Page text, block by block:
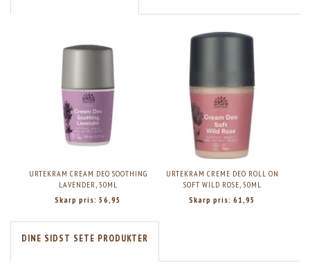
URTEKRAM CREAM DEO SOOTHING
LAVENDER, 50ML
Skarp pris: 56,95
URTEKRAM CREME DEO ROLL ON
SOFT WILD ROSE, 50ML
Skarp pris: 61,95
DINE SIDST SETE PRODUKTER